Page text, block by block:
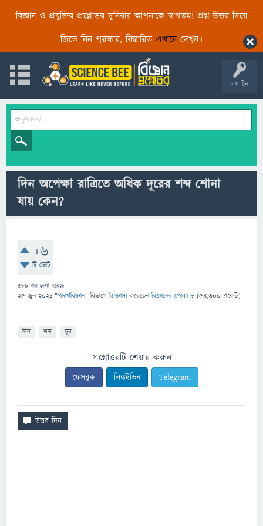
বিজ্ঞান ও প্রযুক্তির প্রশ্নোত্তর দুনিয়ায় আপনাকে স্বাগতম! প্রশ্ন-উত্তর দিয়ে
জিতে নিন পুরস্কার, বিস্তারিত এখানেদেখুন।
লগ ইন
দিন অপেক্ষা রাত্রিতে অধিক দূরের শব্দ শােনা
যায় কেন?
+6
টি ভোট
589 বার দেখা হয়েছে
25 জুন 2021 "পদার্থবিজ্ঞান" বিভাগে জিজ্ঞাসাকরেছেনবিজ্ঞানের পোকা ৮ (54,300 পয়েন্ট)
দিন শব্দ দূর
প্রশ্নোত্তরটি শেয়ার করুন
ফেসবুক লিঙ্কইডিন Telegram